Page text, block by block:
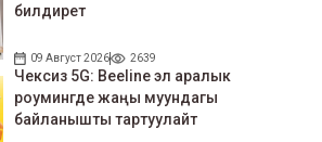
билдирет
09 Август 2026 2639
Чексиз 5G: Beeline эл аралык
роумингде жаңы муундагы
байланышты тартуулайт